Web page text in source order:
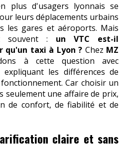
plus d'usagers lyonnais se
leurs déplacements urbains
les gares et aéroports. Mais
souvent : un VTC est-il
qu'un taxi à Lyon ? Chez MZ
à cette question avec
les différences de
Car choisir un
seulement une affaire de prix,
de confort, de fiabilité et de
claire et sans